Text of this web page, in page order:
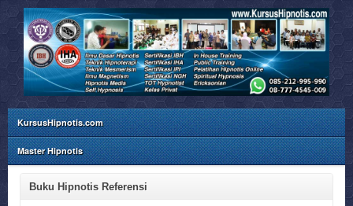
KursusHipnotis.com
Master Hipnotis
Buku Hipnotis Referensi